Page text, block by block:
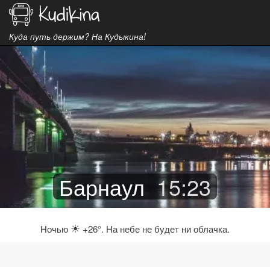
Куда путь держим? На Кудыкина!
Барнаул 15:23
Ночью ☀ +26°. На небе не будет ни облачка.